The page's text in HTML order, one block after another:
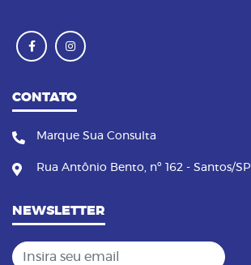
CONTATO
Marque Sua Consulta
Rua Antônio Bento, nº 162 - Santos/SP
NEWSLETTER
Insira seu email